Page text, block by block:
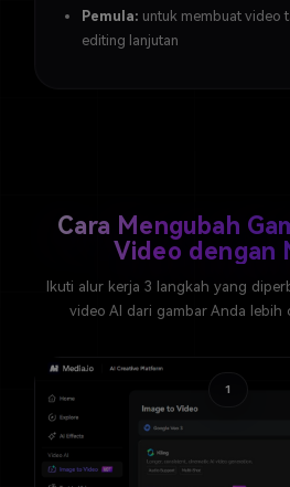
Pemula: untuk membuat video
editing lanjutan
Cara Mengubah
Video dengan
Ikuti alur kerja 3 langkah yang
video AI dari gambar Anda lebih
1